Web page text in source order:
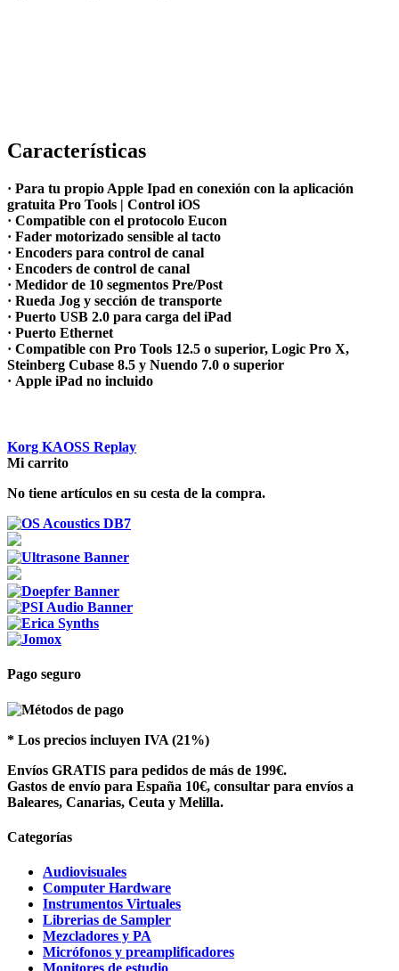
Características
· Para tu propio Apple Ipad en conexión con la aplicación
gratuita Pro Tools | Control iOS
· Compatible con el protocolo Eucon
· Fader motorizado sensible al tacto
· Encoders para control de canal
· Encoders de control de canal
· Medidor de 10 segmentos Pre/Post
· Rueda Jog y sección de transporte
· Puerto USB 2.0 para carga del iPad
· Puerto Ethernet
· Compatible con Pro Tools 12.5 o superior, Logic Pro X,
Steinberg Cubase 8.5 y Nuendo 7.0 o superior
· Apple iPad no incluido
Korg KAOSS Replay
Mi carrito
No tiene artículos en su cesta de la compra.
Pago seguro
* Los precios incluyen IVA (21%)
Envíos GRATIS para pedidos de más de 199€.
Gastos de envío para España 10€, consultar para envíos a
Baleares, Canarias, Ceuta y Melilla.
Categorías
Audiovisuales
Computer Hardware
Instrumentos Virtuales
Librerias de Sampler
Mezcladores y PA
Micrófonos y preamplificadores